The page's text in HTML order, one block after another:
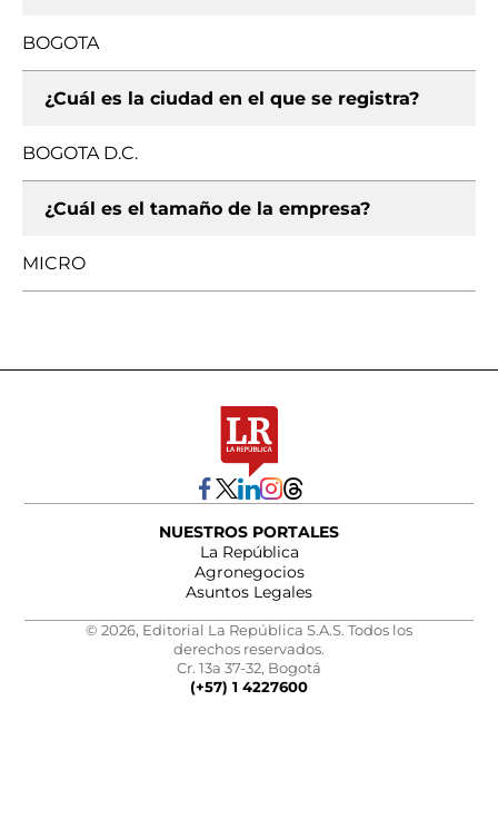
BOGOTA
¿Cuál es la ciudad en el que se registra?
BOGOTA D.C.
¿Cuál es el tamaño de la empresa?
MICRO
NUESTROS PORTALES
La República
Agronegocios
Asuntos Legales
© 2026, Editorial La República S.A.S. Todos los
derechos reservados.
Cr. 13a 37-32, Bogotá
(+57) 1 4227600